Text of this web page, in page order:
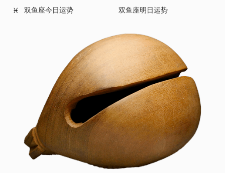
♓
双鱼座今日运势 双鱼座明日运势